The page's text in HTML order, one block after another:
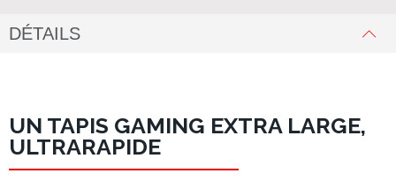
DÉTAILS
UN TAPIS GAMING EXTRA LARGE,
ULTRARAPIDE